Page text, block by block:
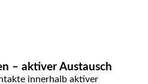
– aktiver Austausch
innerhalb aktiver